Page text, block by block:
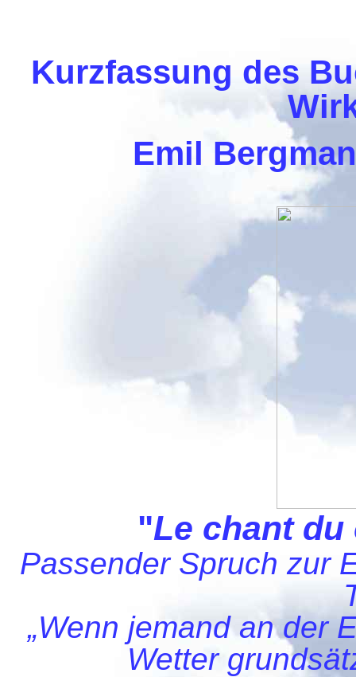
Kurzfassung des
Emil
"Le chant du
Passender Spruch zur
„Wenn jemand an der
Wetter